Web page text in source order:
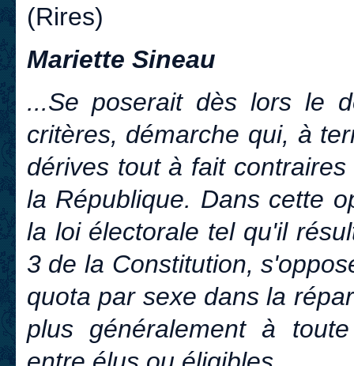
(Rires)
Mariette Sineau
...Se poserait dès lors le
critères, démarche qui, à
dérives tout à fait
la République. Dans cette
la loi électorale tel qu'il
3 de la Constitution,
quota par sexe dans la
plus généralement à